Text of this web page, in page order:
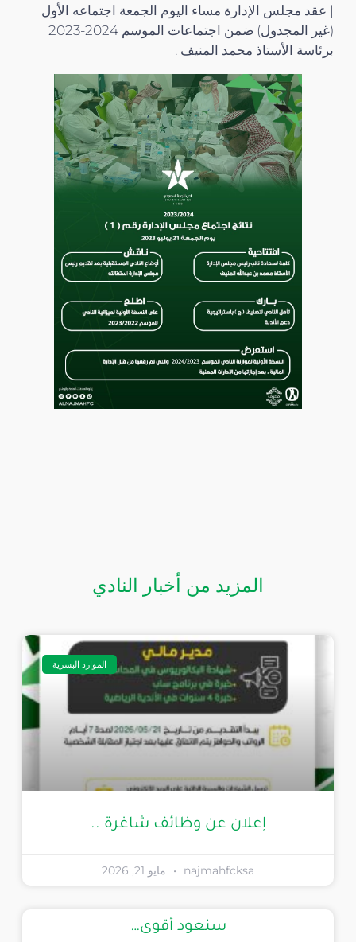
| عقد مجلس الإدارة مساء اليوم الجمعة اجتماعه الأول
(غير المجدول) ضمن اجتماعات الموسم 2024-2023
برئاسة الأستاذ محمد المنيف .
المزيد من أخبار النادي
الموارد البشرية
إعلان عن وظائف شاغرة ..
najmahfcksa مايو 21, 2026
سنعود أقوى…